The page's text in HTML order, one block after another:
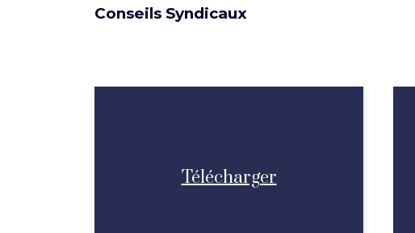
Conseils Syndicaux
Télécharger